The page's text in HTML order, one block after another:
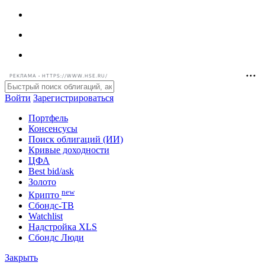
РЕКЛАМА • HTTPS://WWW.HSE.RU/
Войти Зарегистрироваться
Портфель
Консенсусы
Поиск облигаций (ИИ)
Кривые доходности
ЦФА
Best bid/ask
Золото
Крипто new
Watchlist